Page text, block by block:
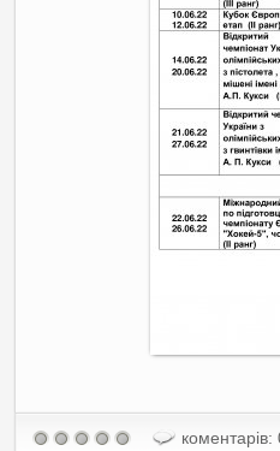
коментарів: